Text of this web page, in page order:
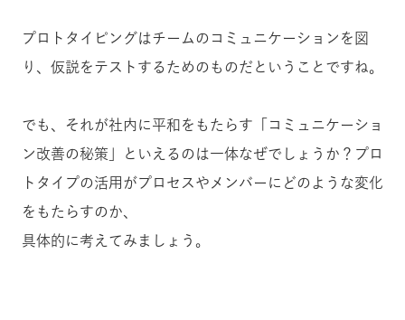
プロトタイピングはチームのコミュニケーションを図
り、仮説をテストするためのものだということですね。
でも、それが社内に平和をもたらす「コミュニケーショ
ン改善の秘策」といえるのは一体なぜでしょうか？プロ
トタイプの活用がプロセスやメンバーにどのような変化
をもたらすのか、
具体的に考えてみましょう。